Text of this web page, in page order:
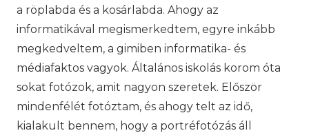
a röplabda és a kosárlabda. Ahogy az
informatikával megismerkedtem, egyre inkább
megkedveltem, a gimiben informatika- és
médiafaktos vagyok. Általános iskolás korom óta
sokat fotózok, amit nagyon szeretek. Először
mindenfélét fotóztam, és ahogy telt az idő,
kialakult bennem, hogy a portréfotózás áll